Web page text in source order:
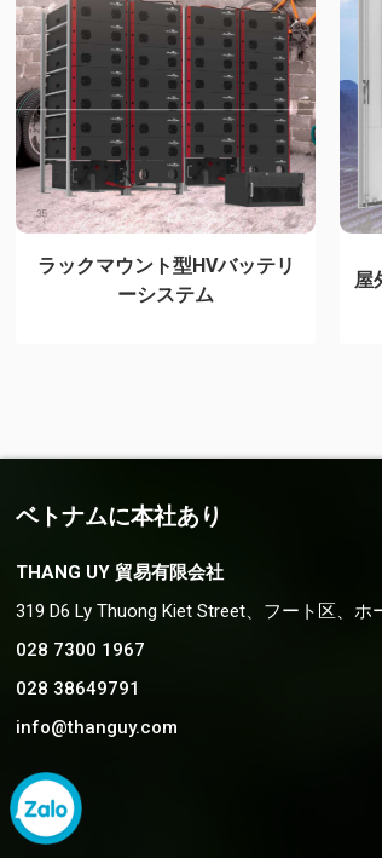
ラックマウント型HVバッテリ
ーシステム
屋
ベトナムに本社あり
THANG UY 貿易有限会社
319 D6 Ly Thuong Kiet Street、フート区、ホ
028 7300 1967
028 38649791
info@thanguy.com